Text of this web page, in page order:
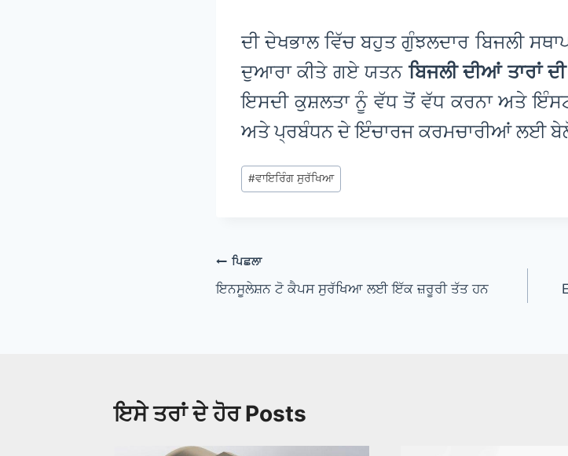
ਦੀ ਦੇਖਭਾਲ ਵਿੱਚ ਬਹੁਤ ਗੁੰਝਲਦਾਰ ਬਿਜਲੀ
ਦੁਆਰਾ ਕੀਤੇ ਗਏ ਯਤਨਬਿਜਲੀ ਦੀਆਂ ਤਾਰਾਂ
ਇਸਦੀ ਕੁਸ਼ਲਤਾ ਨੂੰ ਵੱਧ ਤੋਂ ਵੱਧ ਕਰਨਾ ਅਤੇ
ਅਤੇ ਪ੍ਰਬੰਧਨ ਦੇ ਇੰਚਾਰਜ ਕਰਮਚਾਰੀਆਂ ਲਈ
ਪੋਸਟ
ਟੈਗਸ:
#ਵਾਇਰਿੰਗ ਸੁਰੱਖਿਆ
ਸੰਪਾਦਨਾ
ਨੈਵੀਗੇਸ਼ਨ
ਪਿਛਲਾ
ਇਨਸੂਲੇਸ਼ਨ ਟੋ ਕੈਪਸ ਸੁਰੱਖਿਆ ਲਈ ਇੱਕ ਜ਼ਰੂਰੀ ਤੱਤ ਹਨ
ਇਸੇ ਤਰਾਂ ਦੇ ਹੋਰ Posts